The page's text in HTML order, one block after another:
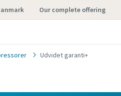
our complete offering
Udvidet garanti+